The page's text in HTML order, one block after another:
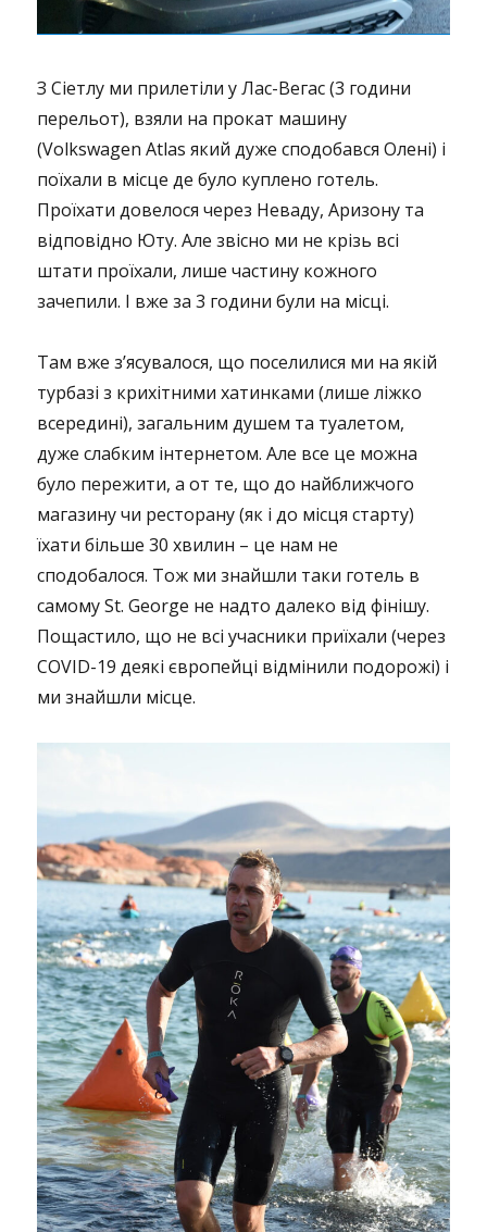
З Сіетлу ми прилетіли у Лас-Вегас (3 години
перельот), взяли на прокат машину
(Volkswagen Atlas який дуже сподобався Олені) і
поїхали в місце де було куплено готель.
Проїхати довелося через Неваду, Аризону та
відповідно Юту. Але звісно ми не крізь всі
штати проїхали, лише частину кожного
зачепили. І вже за 3 години були на місці.
Там вже з’ясувалося, що поселилися ми на якій
турбазі з крихітними хатинками (лише ліжко
всередині), загальним душем та туалетом,
дуже слабким інтернетом. Але все це можна
було пережити, а от те, що до найближчого
магазину чи ресторану (як і до місця старту)
їхати більше 30 хвилин – це нам не
сподобалося. Тож ми знайшли таки готель в
самому St. George не надто далеко від фінішу.
Пощастило, що не всі учасники приїхали (через
COVID-19 деякі європейці відмінили подорожі) і
ми знайшли місце.